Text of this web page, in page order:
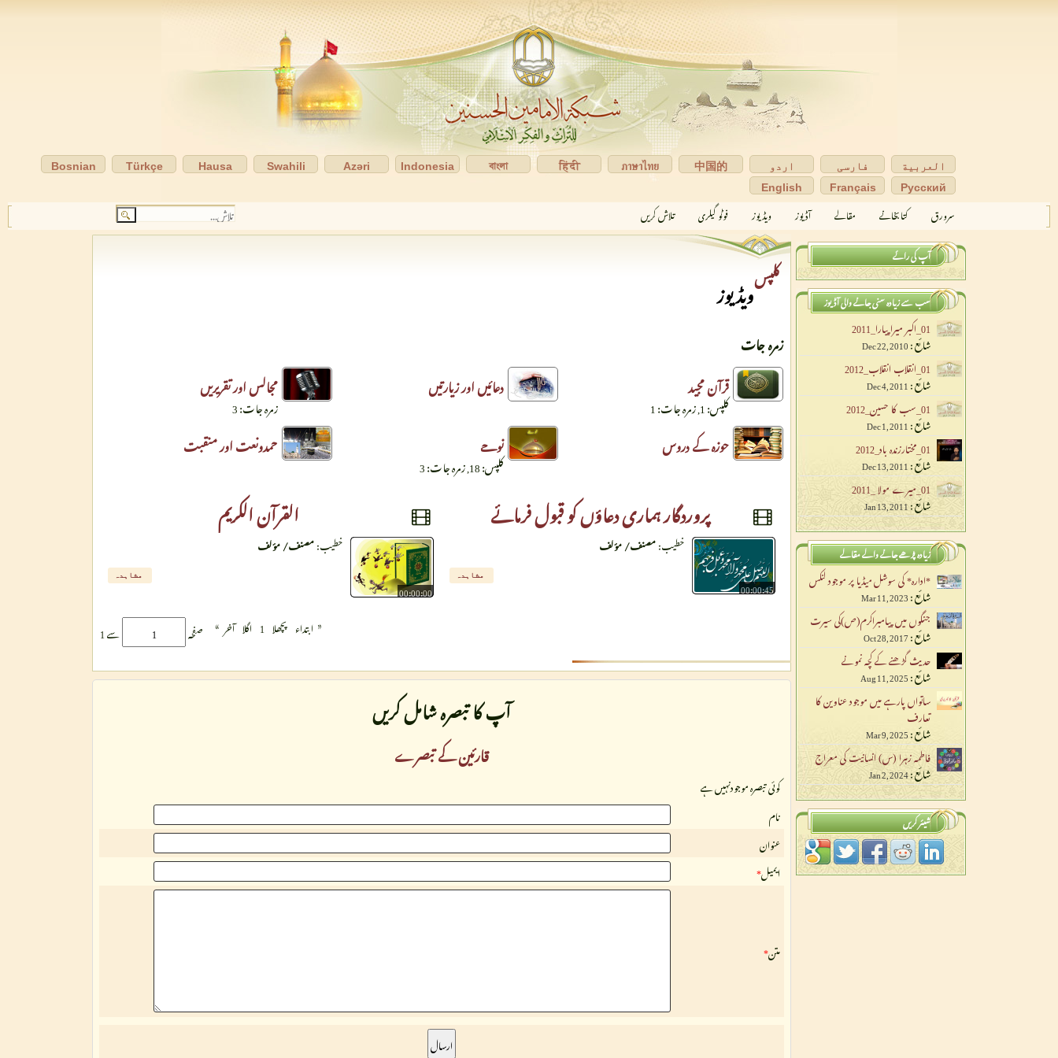
العربية فارسی اردو 中国的
ภาษาไทย
हिंदी
বাংলা
Indonesia
Azəri
Swahili
Hausa
Türkçe
Bosnian
Pусский
Français
English
سرورق کتابخانے مقالے آڈیوز ویڈیوز فوٹو گیلری تلاش کریں
کلپسویڈیوز
زمرہ جات
قرآن مجید
کلپس: 1, زمرہ جات: 1
دعائیں اور زیارتیں مجالس اور تقریریں
زمرہ جات: 3
حوزہ کے دروس نوحے
کلپس: 18, زمرہ جات: 3
حمدونعت اور منقبت
پروردگار ہماری دعاؤں کو قبول فرمائے
00:00:45
خطیب:مصنف/ مؤلف
مشاہدہ
القرآن الكريم
00:00:00
خطیب:مصنف/ مؤلف
مشاہدہ
صفحہ سے 1 « ابتداء پچھلا 1 اگلا آخر »
آپ کا تبصرہ شامل کریں
قارئین کے تبصرے
کوئی تبصرہ موجودنہیں ہے
نام
عنوان
ایمیل*
متن*
آپ کی رائے
سب سے زیادہ سنی جانے والی آڈیوز
01_اکبر میراپیارا_2011
شائع :Dec 22, 2010
01_انقلاب انقلاب_2012
شائع :Dec 4, 2011
01_سب کا حسین_2012
شائع :Dec 1, 2011
01_مختارزندہ باد_2012
شائع :Dec 13, 2011
01_میرے مولا _2011
شائع :Jan 13, 2011
زیادہ پڑھے جانے والے مقالے
*ادارہ* کی سوشل میڈیا پر موجود لنکس
شائع :Mar 11, 2023
جنگوں میں پیامبراکرم(ص)کی سیرت
شائع :Oct 28, 2017
حدیث گڑھنے کے کچہ نمونے
شائع :Aug 11, 2025
ساتواں پارہے میں موجود عناوین کا
تعارف
شائع :Mar 9, 2025
فاطمہ زہرا (س) انسانیت کی معراج
شائع :Jan 2, 2024
شیئر کریں